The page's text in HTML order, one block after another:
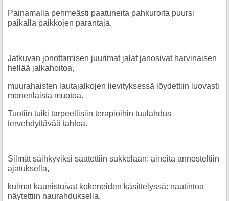
Painamalla pehmeästi paatuneita pahkuroita puursi
paikalla paikkojen parantaja.
Jatkuvan jonottamisen juurimat jalat janosivat harvinaisen
hellää jalkahoitoa,
muurahaisten lautajalkojen lievityksessä löydettiin luovasti
monenlaista muotoa.
Tuotiin tuiki tarpeellisiin terapioihin tuulahdus
tervehdyttävää tahtoa.
Silmät säihkyviksi saatettiin sukkelaan: aineita annosteltiin
ajatuksella,
kulmat kaunistuivat kokeneiden käsittelyssä: nautintoa
näytettiin naurahduksella.